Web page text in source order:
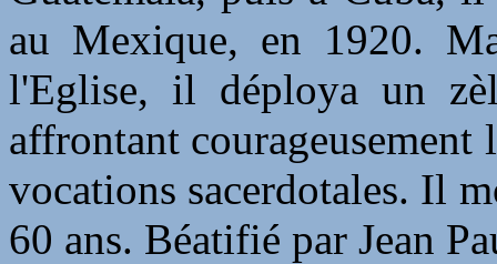
au Mexique, en 1920.
l'Eglise, il déploya un
affrontant
vocations sacerdotales. Il
60 ans. Béatifié par Jean